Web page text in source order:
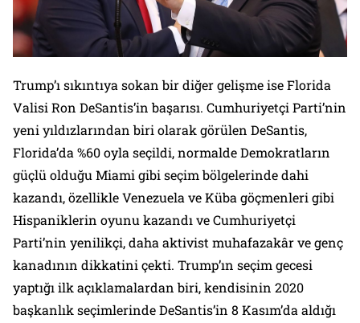
Trump’ı sıkıntıya sokan bir diğer gelişme ise Florida
Valisi Ron DeSantis’in başarısı. Cumhuriyetçi Parti’nin
yeni yıldızlarından biri olarak görülen DeSantis,
Florida’da %60 oyla seçildi, normalde Demokratların
güçlü olduğu Miami gibi seçim bölgelerinde dahi
kazandı, özellikle Venezuela ve Küba göçmenleri gibi
Hispaniklerin oyunu kazandı ve Cumhuriyetçi
Parti’nin yenilikçi, daha aktivist muhafazakâr ve genç
kanadının dikkatini çekti. Trump’ın seçim gecesi
yaptığı ilk açıklamalardan biri, kendisinin 2020
başkanlık seçimlerinde DeSantis’in 8 Kasım’da aldığı